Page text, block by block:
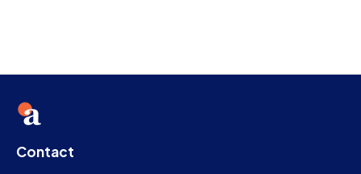
Contact